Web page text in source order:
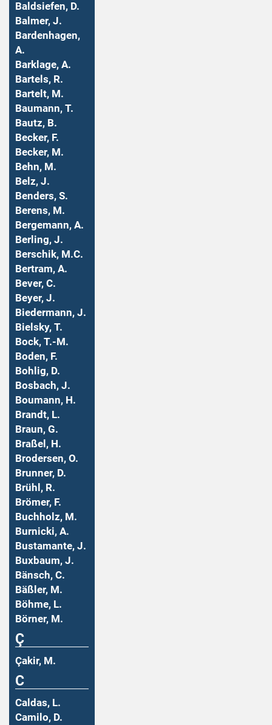
Baldsiefen, D.
Balmer, J.
Bardenhagen,
A.
Barklage, A.
Bartels, R.
Bartelt, M.
Baumann, T.
Bautz, B.
Becker, F.
Becker, M.
Behn, M.
Belz, J.
Benders, S.
Berens, M.
Bergemann, A.
Berling, J.
Berschik, M.C.
Bertram, A.
Bever, C.
Beyer, J.
Biedermann, J.
Bielsky, T.
Bock, T.-M.
Boden, F.
Bohlig, D.
Bosbach, J.
Boumann, H.
Brandt, L.
Braun, G.
Braßel, H.
Brodersen, O.
Brunner, D.
Brühl, R.
Brömer, F.
Buchholz, M.
Burnicki, A.
Bustamante, J.
Buxbaum, J.
Bänsch, C.
Bäßler, M.
Böhme, L.
Börner, M.
Ç
Çakir, M.
C
Caldas, L.
Camilo, D.